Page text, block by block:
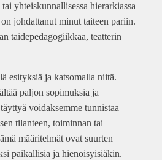
yhteiskunnallisessa hierarkiassa
johdattanut minut taiteen pariin.
taidepedagogiikkaa, teatterin
esityksiä ja katsomalla niitä.
paljon sopimuksia ja
voidaksemme tunnistaa
tilanteen, toiminnan tai
määritelmät ovat suurten
paikallisia ja hienoisyisiäkin.